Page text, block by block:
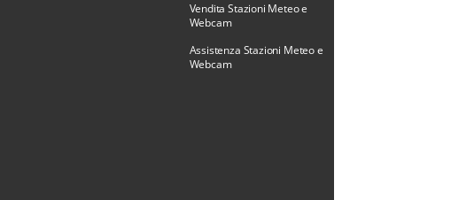
Vendita Stazioni Meteo e
Webcam
Assistenza Stazioni Meteo e
Webcam